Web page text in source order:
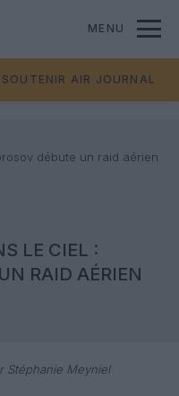
MENU
SOUTENIR AIR JOURNAL
débute un raid aérien
LE CIEL :
RAID AÉRIEN
Stéphanie Meyniel